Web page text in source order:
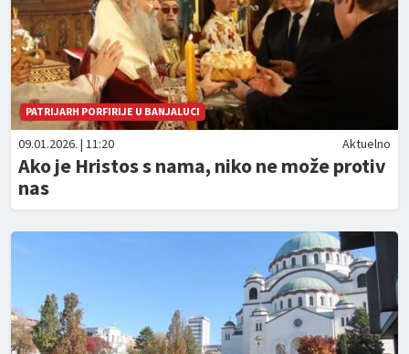
PATRIJARH PORFIRIJE U BANJALUCI
09.01.2026. | 11:20 Aktuelno
Ako je Hristos s nama, niko ne može protiv
nas